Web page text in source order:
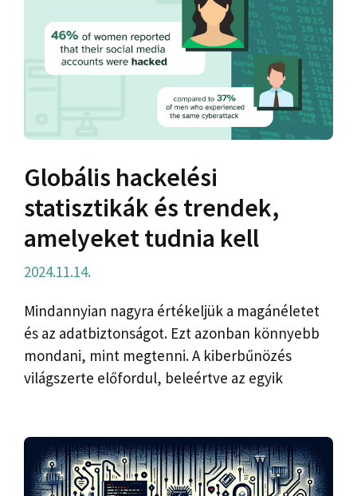
Globális hackelési
statisztikák és trendek,
amelyeket tudnia kell
2024.11.14.
Mindannyian nagyra értékeljük a magánéletet
és az adatbiztonságot. Ezt azonban könnyebb
mondani, mint megtenni. A kiberbűnözés
világszerte előfordul, beleértve az egyik